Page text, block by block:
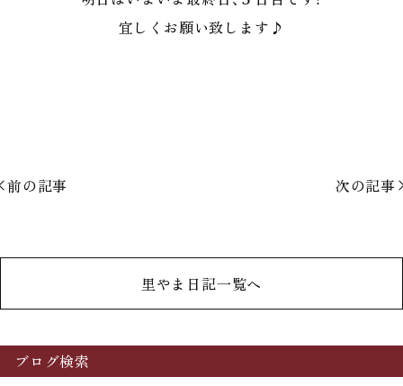
宜しくお願い致します♪
前の記事 次の記事
里やま日記一覧へ
ブログ検索